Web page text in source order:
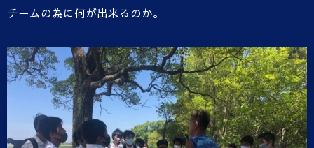
チームの為に何が出来るのか。